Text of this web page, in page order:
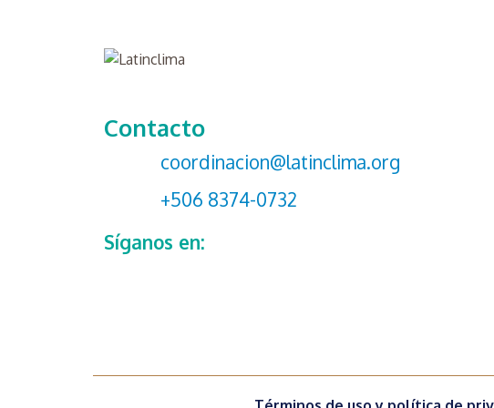
Contacto
coordinacion@latinclima.org
+506 8374-0732
Síganos en: